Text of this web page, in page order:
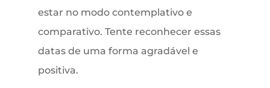
estar no modo contemplativo e
comparativo. Tente reconhecer essas
datas de uma forma agradável e
positiva.